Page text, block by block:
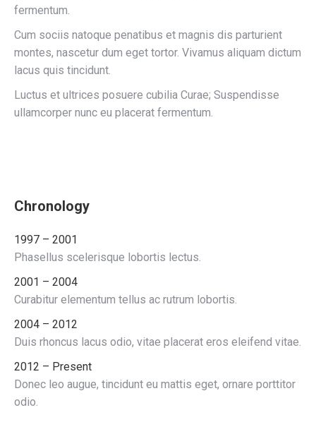
fermentum.
Cum sociis natoque penatibus et magnis dis parturient
montes, nascetur dum eget tortor. Vivamus aliquam dictum
lacus quis tincidunt.
Luctus et ultrices posuere cubilia Curae; Suspendisse
ullamcorper nunc eu placerat fermentum.
Chronology
1997 – 2001
Phasellus scelerisque lobortis lectus.
2001 – 2004
Curabitur elementum tellus ac rutrum lobortis.
2004 – 2012
Duis rhoncus lacus odio, vitae placerat eros eleifend vitae.
2012 – Present
Donec leo augue, tincidunt eu mattis eget, ornare porttitor
odio.